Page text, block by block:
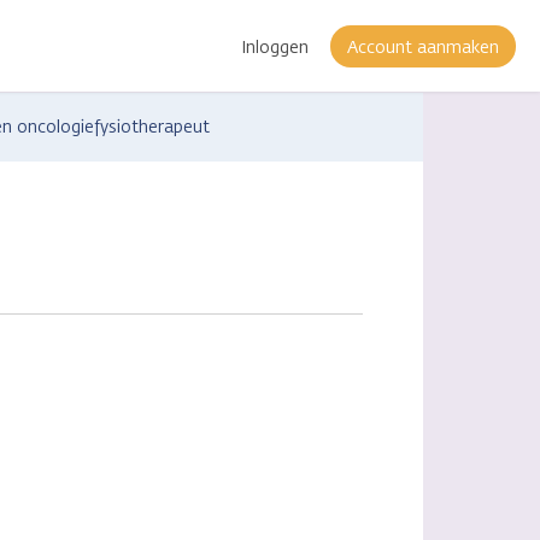
Inloggen Account aanmaken
oncologiefysiotherapeut